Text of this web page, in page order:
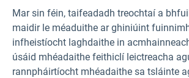
Mar sin féin, taifeadadh treochtaí a
maidir le méaduithe ar ghiniúint
infheistíocht laghdaithe in
úsáid mhéadaithe feithiclí leictreacha
rannpháirtíocht mhéadaithe sa tsláinte